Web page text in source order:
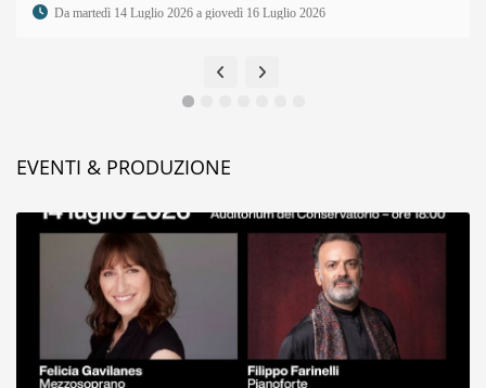
Da martedì 14 Luglio 2026 a giovedì 16 Luglio 2026
EVENTI & PRODUZIONE